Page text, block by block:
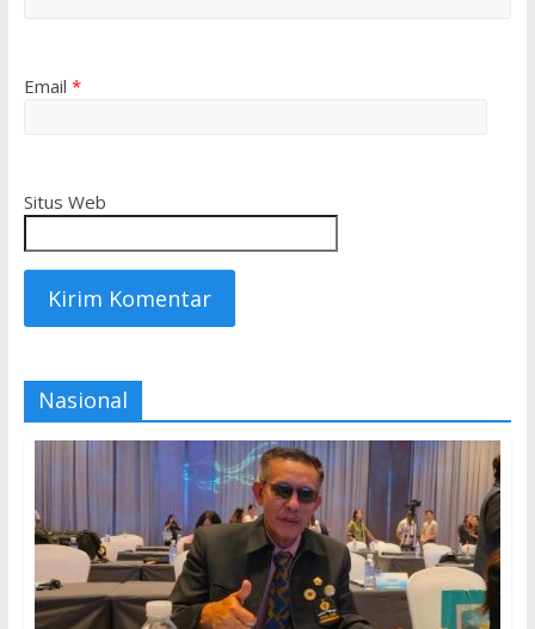
Email *
Situs Web
Nasional